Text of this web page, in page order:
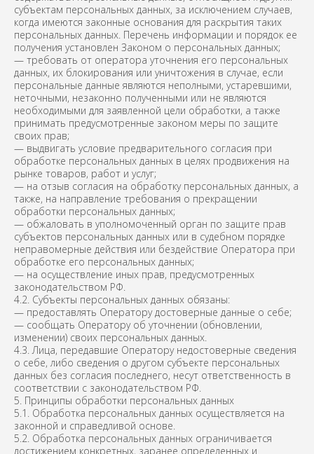
субъектам персональных данных, за исключением случаев,
когда имеются законные основания для раскрытия таких
персональных данных. Перечень информации и порядок ее
получения установлен Законом о персональных данных;
— требовать от оператора уточнения его персональных
данных, их блокирования или уничтожения в случае, если
персональные данные являются неполными, устаревшими,
неточными, незаконно полученными или не являются
необходимыми для заявленной цели обработки, а также
принимать предусмотренные законом меры по защите
своих прав;
— выдвигать условие предварительного согласия при
обработке персональных данных в целях продвижения на
рынке товаров, работ и услуг;
— на отзыв согласия на обработку персональных данных, а
также, на направление требования о прекращении
обработки персональных данных;
— обжаловать в уполномоченный орган по защите прав
субъектов персональных данных или в судебном порядке
неправомерные действия или бездействие Оператора при
обработке его персональных данных;
— на осуществление иных прав, предусмотренных
законодательством РФ.
4.2. Субъекты персональных данных обязаны:
— предоставлять Оператору достоверные данные о себе;
— сообщать Оператору об уточнении (обновлении,
изменении) своих персональных данных.
4.3. Лица, передавшие Оператору недостоверные сведения
о себе, либо сведения о другом субъекте персональных
данных без согласия последнего, несут ответственность в
соответствии с законодательством РФ.
5. Принципы обработки персональных данных
5.1. Обработка персональных данных осуществляется на
законной и справедливой основе.
5.2. Обработка персональных данных ограничивается
достижением конкретных, заранее определенных и